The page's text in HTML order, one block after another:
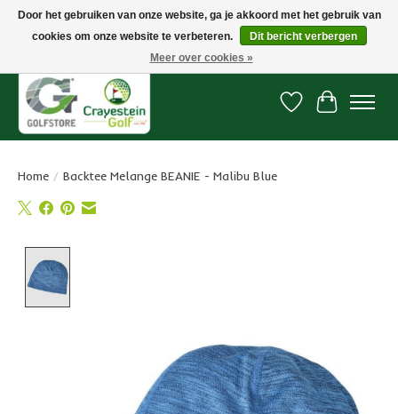
Snelle levering, gratis vanaf € 100. Onze oncourse Golfshop in Dordrecht is
Verlanglijst
Home / Backtee Melange BEANIE - Malibu Blue
Door het gebruiken van onze website, ga je akkoord met het gebruik van
cookies om onze website te verbeteren.
Dit bericht verbergen
Meer over cookies »